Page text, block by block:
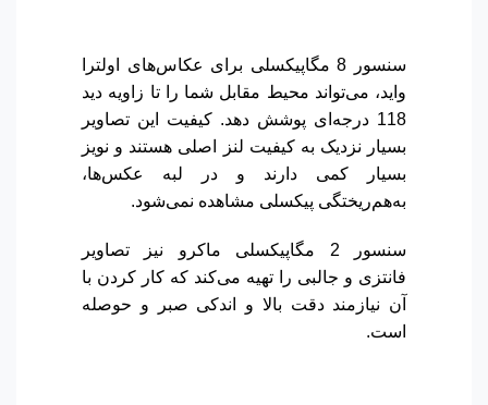
سنسور 8 مگاپیکسلی برای عکاس‌های اولترا
واید، می‌تواند محیط مقابل شما را تا زاویه دید
118 درجه‌ای پوشش دهد. کیفیت این تصاویر
بسیار نزدیک به کیفیت لنز اصلی هستند و نویز
بسیار کمی دارند و در لبه عکس‌ها،
به‌هم‌ریختگی پیکسلی مشاهده نمی‌شود.
سنسور 2 مگاپیکسلی ماکرو نیز تصاویر
فانتزی و جالبی را تهیه می‌کند که کار کردن با
آن نیازمند دقت بالا و اندکی صبر و حوصله
است.